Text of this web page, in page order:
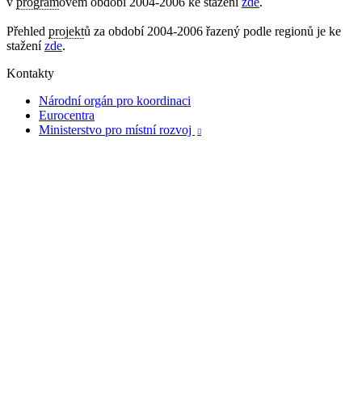
Přehled projektů za období 2004-2006 řazený podle regionů je ke
staženízde.
Kontakty
Národní orgán pro koordinaci
Eurocentra
Ministerstvo pro místní rozvoj
